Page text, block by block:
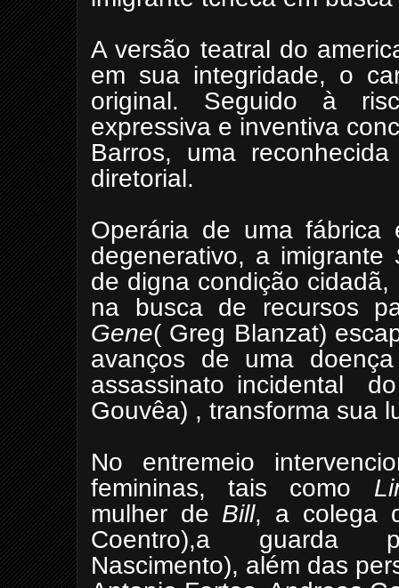
A versão teatral do
em sua integridade, o
original. Seguido à
expressiva e inventiva
Barros, uma
diretorial.
Operária de uma
degenerativo, a imigrante
de digna condição
na busca de recursos
Gene( Greg Blanzat)
avanços de uma
assassinato incidental
Gouvêa) , transforma sua
No entremeio
femininas, tais como
mulher de Bill, a colega
Coentro),a guarda
Nascimento), além das